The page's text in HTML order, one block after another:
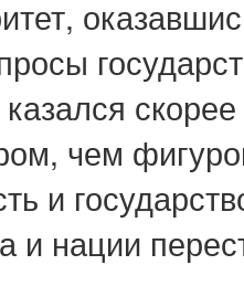
чем
и
и нации